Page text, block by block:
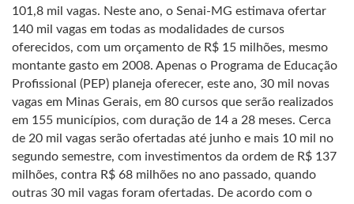
101,8 mil vagas. Neste ano, o Senai-MG estimava ofertar
140 mil vagas em todas as modalidades de cursos
oferecidos, com um orçamento de R$ 15 milhões, mesmo
montante gasto em 2008. Apenas o Programa de Educação
Profissional (PEP) planeja oferecer, este ano, 30 mil novas
vagas em Minas Gerais, em 80 cursos que serão realizados
em 155 municípios, com duração de 14 a 28 meses. Cerca
de 20 mil vagas serão ofertadas até junho e mais 10 mil no
segundo semestre, com investimentos da ordem de R$ 137
milhões, contra R$ 68 milhões no ano passado, quando
outras 30 mil vagas foram ofertadas. De acordo com o